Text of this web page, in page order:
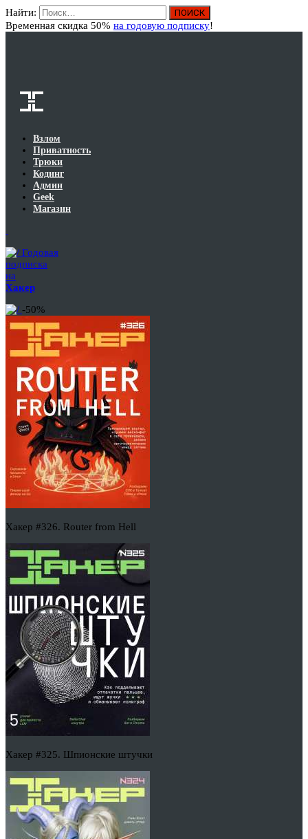
Найти:
Временная скидка 50% на годовую подписку!
Взлом
Приватность
Трюки
Кодинг
Админ
Geek
Магазин
Годовая
подписка
на
Хакер
-50%
Хакер #326. Router from Hell
Хакер #325. Шпионские штучки